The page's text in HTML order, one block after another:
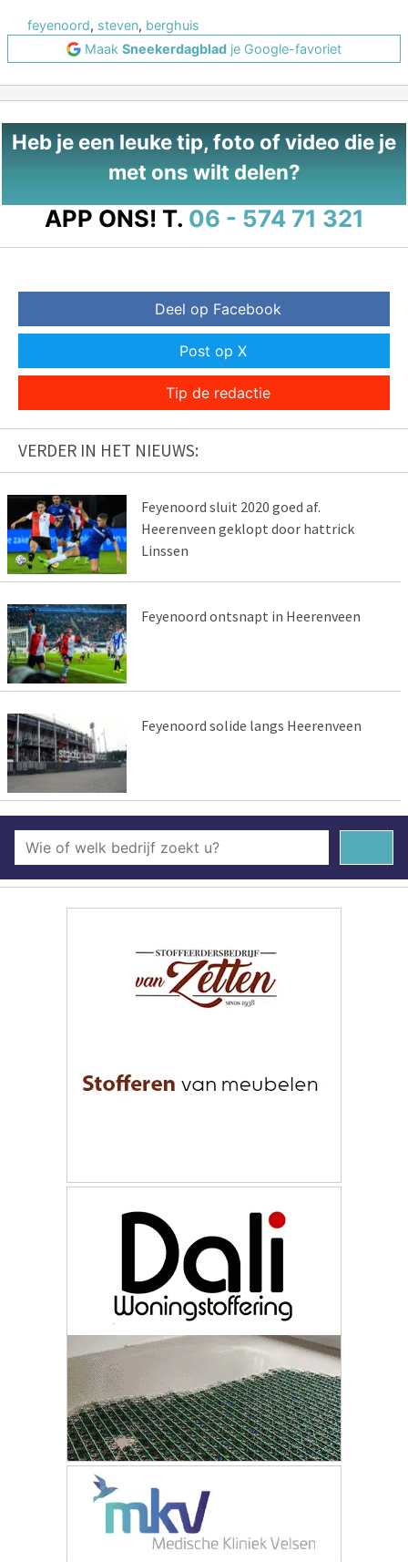
feyenoord, steven, berghuis
Maak Sneekerdagblad je Google-favoriet
Heb je een leuke tip, foto of video die je
met ons wilt delen?
APP ONS! T. 06 - 574 71 321
Deel op Facebook
Post op X
Tip de redactie
VERDER IN HET NIEUWS:
Feyenoord sluit 2020 goed af.
Heerenveen geklopt door hattrick
Linssen
Feyenoord ontsnapt in Heerenveen
Feyenoord solide langs Heerenveen